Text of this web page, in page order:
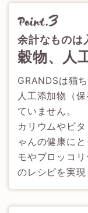
余計なものは
穀物、人
GRANDSは猫
人工添加物（
ていません。
カリウムやビ
ゃんの健康に
モやブロッコ
のレシピを実現